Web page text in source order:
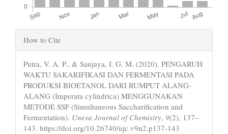
Article
Details
How to Cite
Putra, V. A. P., & Sanjaya, I. G. M. (2020). PENGARUH
WAKTU SAKARIFIKASI DAN FERMENTASI PADA
PRODUKSI BIOETANOL DARI RUMPUT ALANG-
ALANG (Imperata cylindrica) MENGGUNAKAN
METODE SSF (Simultaneous Saccharification and
Fermentation). Unesa Journal of Chemistry, 9(2), 137–
143. https://doi.org/10.26740/ujc.v9n2.p137-143